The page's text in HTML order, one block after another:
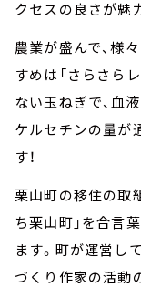
クセスの良さが魅
農業が盛んで、様
すめは「さらさら
ない玉ねぎで、血
ケルセチンの量が
す！
栗山町の移住の取
ち栗山町」を合言
ます。町が運営し
づくり作家の活動